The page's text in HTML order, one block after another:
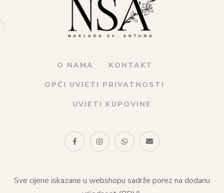
O NAMA KONTAKT
OPĆI UVJETI PRIVATNOSTI
UVJETI KUPOVINE
Sve cijene iskazane u webshopu sadrže porez na dodanu